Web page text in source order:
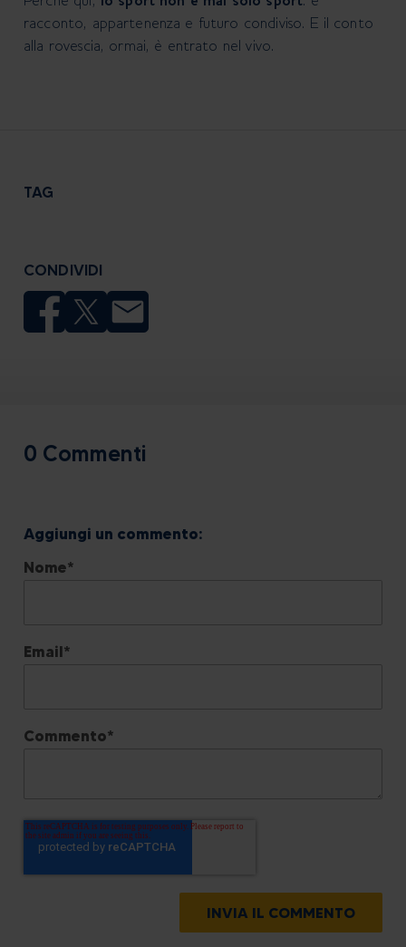
racconto, appartenenza e futuro condiviso. E il conto
alla rovescia, ormai, è entrato nel vivo.
TAG
CONDIVIDI
0 Commenti
Nome*
Email*
Commento*